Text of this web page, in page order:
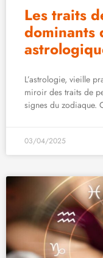
Les traits
dominants
L’astrologie, vieille
miroir des traits de
signes du zodiaque.
03/04/2025